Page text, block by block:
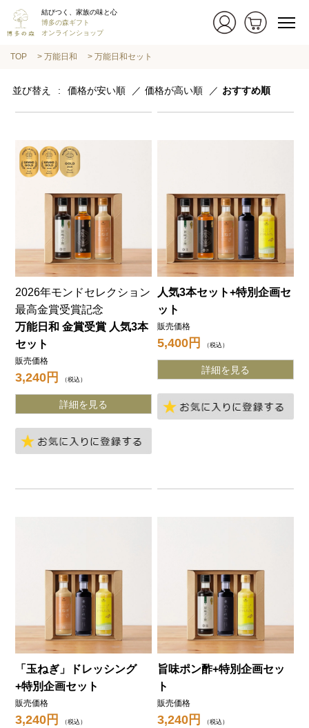
結びつく、家族の味と心
博多の森ギフト
オンラインショップ
TOP 万能日和 万能日和セット
並び替え 価格が安い順 価格が高い順 おすすめ順
2026年モンドセレクション
最高金賞受賞記念
万能日和 金賞受賞 人気3本
セット
販売価格
3,240 税込
詳細を見る
人気3本セット+特別企画セ
ット
販売価格
5,400 税込
詳細を見る
「玉ねぎ」ドレッシング
+特別企画セット
販売価格
3,240 税込
旨味ポン酢+特別企画セッ
ト
販売価格
3,240 税込